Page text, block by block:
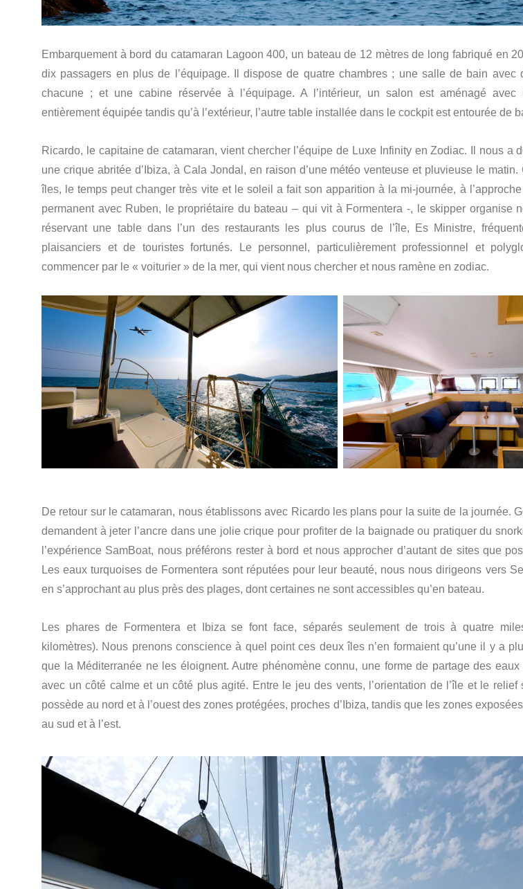
Embarquement à bord du catamaran Lagoon 400, un bateau de 12 mètres de long fabriqué en
dix passagers en plus de l’équipage. Il dispose de quatre chambres ; une salle de bain avec
chacune ; et une cabine réservée à l’équipage. A l’intérieur, un salon est aménagé avec
entièrement équipée tandis qu’à l’extérieur, l’autre table installée dans le cockpit est entourée de
Ricardo, le capitaine de catamaran, vient chercher l’équipe de Luxe Infinity en Zodiac. Il nous a
une crique abritée d’Ibiza, à Cala Jondal, en raison d’une météo venteuse et pluvieuse le
îles, le temps peut changer très vite et le soleil a fait son apparition à la mi-journée, à
permanent avec Ruben, le propriétaire du bateau – qui vit à Formentera -, le skipper organise
réservant une table dans l’un des restaurants les plus courus de l’île, Es Ministre,
plaisanciers et de touristes fortunés. Le personnel, particulièrement professionnel et
commencer par le « voiturier » de la mer, qui vient nous chercher et nous ramène en zodiac.
De retour sur le catamaran, nous établissons avec Ricardo les plans pour la suite de la journée.
demandent à jeter l’ancre dans une jolie crique pour profiter de la baignade ou pratiquer du
l’expérience SamBoat, nous préférons rester à bord et nous approcher d’autant de sites que
Les eaux turquoises de Formentera sont réputées pour leur beauté, nous nous dirigeons vers
en s’approchant au plus près des plages, dont certaines ne sont accessibles qu’en bateau.
Les phares de Formentera et Ibiza se font face, séparés seulement de trois à quatre
kilomètres). Nous prenons conscience à quel point ces deux îles n’en formaient qu’une il y a
que la Méditerranée ne les éloignent. Autre phénomène connu, une forme de partage des eaux
avec un côté calme et un côté plus agité. Entre le jeu des vents, l’orientation de l’île et le relief
possède au nord et à l’ouest des zones protégées, proches d’Ibiza, tandis que les zones
au sud et à l’est.